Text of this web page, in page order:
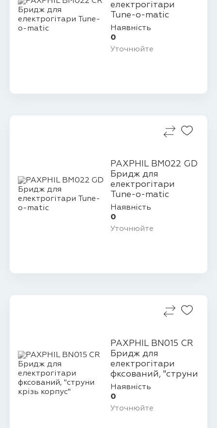
електрогітари
Tune-o-matic
Наявність
0
Уточнюйте
PAXPHIL BM022 GD
Бридж для
електрогітари
Tune-o-matic
Наявність
0
Уточнюйте
PAXPHIL BN015 CR
Бридж для
електрогітари
фксований, "струни
крізь ко...
Наявність
0
Уточнюйте